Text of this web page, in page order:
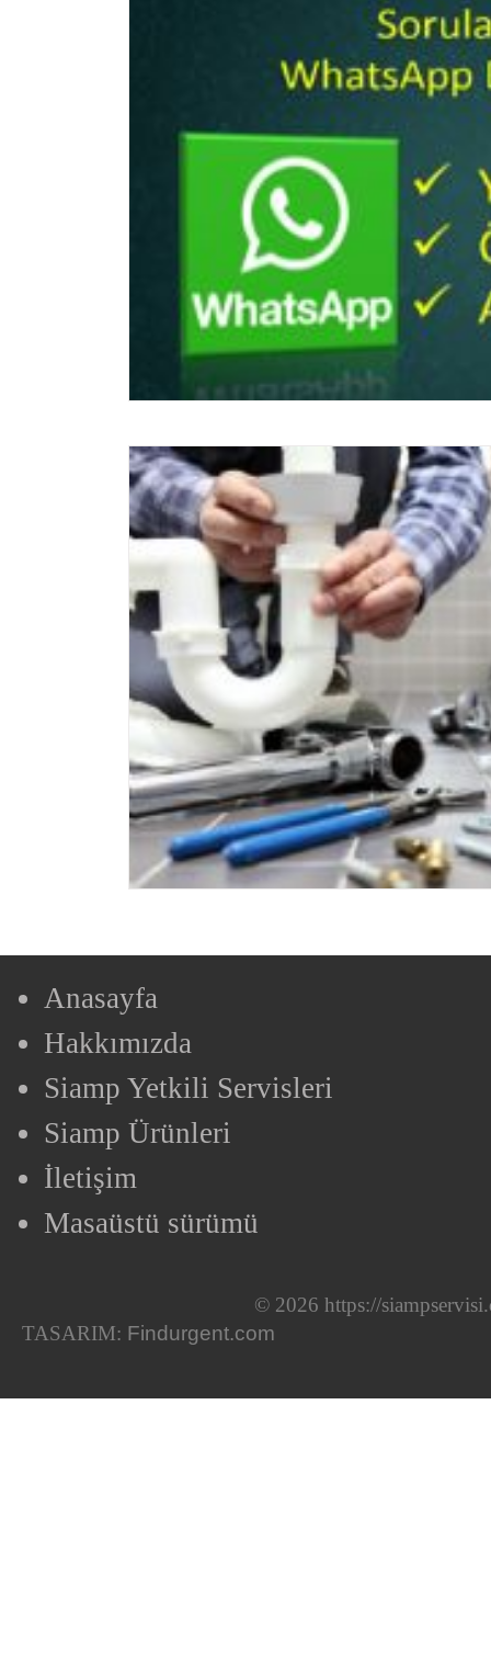
Anasayfa
Hakkımızda
Siamp Yetkili Servisleri
Siamp Ürünleri
İletişim
Masaüstü sürümü
© 2026 https://
TASARIM: Findurgent.com